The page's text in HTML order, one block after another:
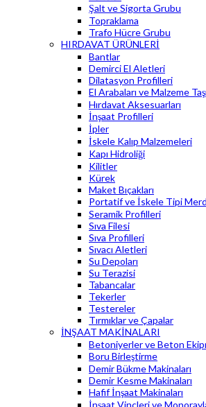
Şalt ve Sigorta Grubu
Topraklama
Trafo Hücre Grubu
HIRDAVAT ÜRÜNLERİ
Bantlar
Demirci El Aletleri
Dilatasyon Profilleri
El Arabaları ve Malzeme
Hırdavat Aksesuarları
İnşaat Profilleri
İpler
İskele Kalıp Malzemeleri
Kapı Hidroliği
Kilitler
Kürek
Maket Bıçakları
Portatif ve İskele Tipi
Seramik Profilleri
Sıva Filesi
Sıva Profilleri
Sıvacı Aletleri
Su Depoları
Su Terazisi
Tabancalar
Tekerler
Testereler
Tırmıklar ve Çapalar
İNŞAAT MAKİNALARI
Betoniyerler ve Beton
Boru Birleştirme
Demir Bükme Makinaları
Demir Kesme Makinaları
Hafif İnşaat Makinaları
İnşaat Vinçleri ve